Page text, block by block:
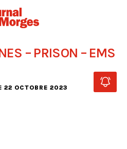
– PRISON – EMS
22 OCTOBRE 2023